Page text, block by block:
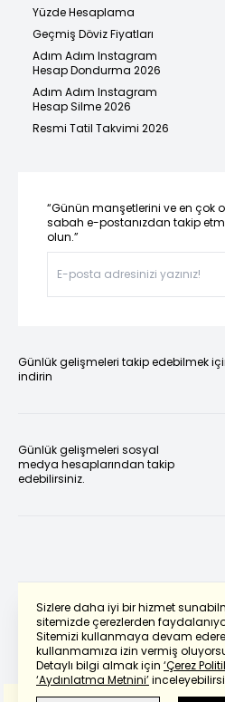
Sizlere daha iyi bir hizmet
sitemizde çerezlerden
Sitemizi kullanmaya devam
kullanmamıza izin vermiş
Detaylı bilgi almak için ‘Çerez
‘Aydınlatma Metnini’
Yüzde Hesaplama
Geçmiş Döviz Fiyatları
Adım Adım Instagram
Hesap Dondurma 2026
Adım Adım Instagram
Hesap Silme 2026
Resmi Tatil Takvimi 2026
“Günün manşetlerini ve en çok
sabah e-postanızdan takip
olun.”
Günlük gelişmeleri takip edebilmek
indirin
Günlük gelişmeleri sosyal
medya hesaplarından takip
edebilirsiniz.
Powered by
Bu çevirideGoogle Translete